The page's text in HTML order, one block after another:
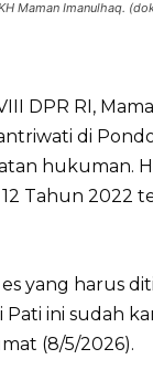
Maman Imanulhaq.
DPR RI,
di
hukuman.
Tahun 2022
yang harus
ini sudah
(8/5/2026).